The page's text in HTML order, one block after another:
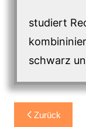
studiert
schwarz
Zurück